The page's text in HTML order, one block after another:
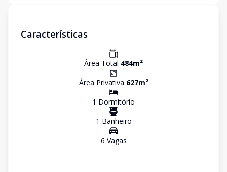
Características
Área Total 484m²
Área Privativa 627m²
1 Dormitório
1 Banheiro
6 Vagas